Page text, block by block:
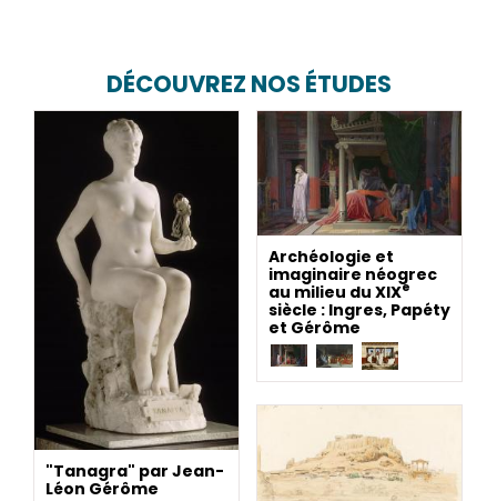
DÉCOUVREZ NOS ÉTUDES
"Tanagra" par Jean-
Léon Gérôme
Archéologie et
imaginaire néogrec
au milieu du XIXe
siècle : Ingres, Papéty
et Gérôme